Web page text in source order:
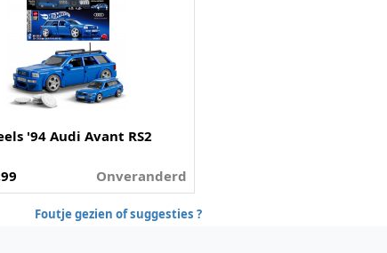
'94 Audi Avant RS2
Onveranderd
Foutje gezien of suggesties ?